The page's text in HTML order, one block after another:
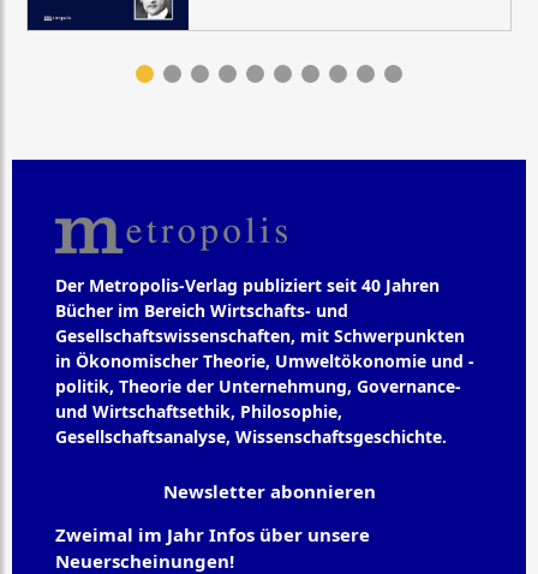
Der Metropolis-Verlag publiziert seit 40 Jahren
Bücher im Bereich Wirtschafts- und
Gesellschaftswissenschaften, mit Schwerpunkten
in Ökonomischer Theorie, Umweltökonomie und -
politik, Theorie der Unternehmung, Governance-
und Wirtschaftsethik, Philosophie,
Gesellschaftsanalyse, Wissenschaftsgeschichte.
Newsletter abonnieren
Zweimal im Jahr Infos über unsere
Neuerscheinungen!